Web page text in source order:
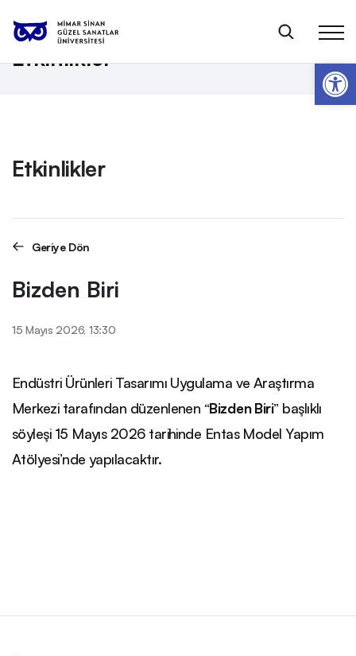
Anasayfa Etkinlikler
Etkinlikler
Etkinlikler
Geriye Dön
Bizden Biri
15 Mayıs 2026, 13:30
Endüstri Ürünleri Tasarımı Uygulama ve Araştırma
Merkezi tarafından düzenlenen “Bizden Biri” başlıklı
söyleşi 15 Mayıs 2026 tarihinde Entas Model Yapım
Atölyesi’nde yapılacaktır.